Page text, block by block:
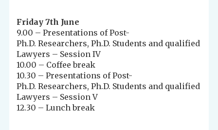
Friday 7th June
9.00 – Presentations of Post-
Ph.D. Researchers, Ph.D. Students and qualified
Lawyers – Session IV
10.00 – Coffee break
10.30 – Presentations of Post-
Ph.D. Researchers, Ph.D. Students and qualified
Lawyers – Session V
12.30 – Lunch break